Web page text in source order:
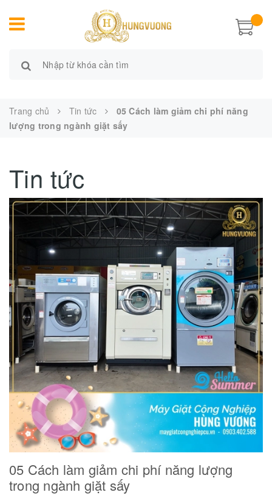
Trang chủ Tin tức
05 Cách làm giảm chi phí năng
lượng trong ngành giặt sấy
Tin tức
05 Cách làm giảm chi phí năng lượng
trong ngành giặt sấy